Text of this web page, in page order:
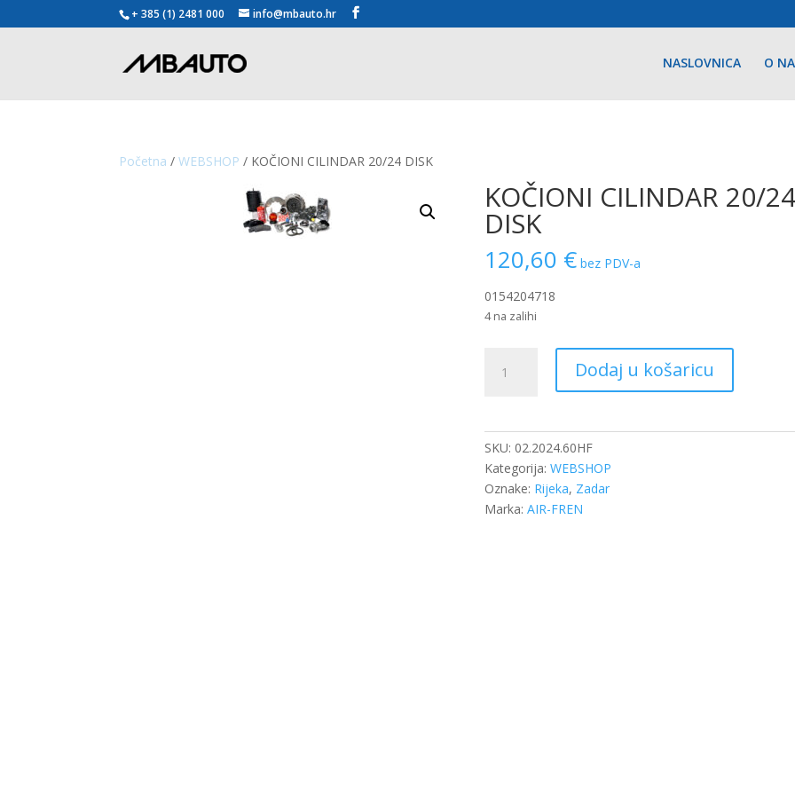
+ 385 (1) 2481 000 info@mbauto.hr
NASLOVNICA O
Početna /WEBSHOP / KOČIONI CILINDAR 20/24 DISK
KOČIONI CILINDAR 20/24
DISK
120,60 € bez PDV-a
0154204718
4 na zalihi
CILINDAR
Dodaj u košaricu
SKU: 02.2024.60HF
Kategorija:WEBSHOP
Oznake: Rijeka, Zadar
Marka:AIR-FREN